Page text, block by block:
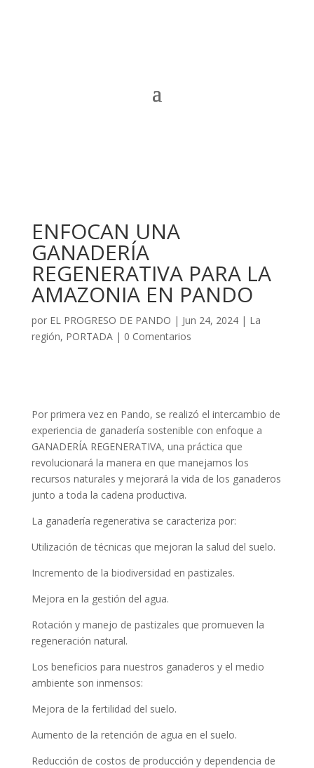
ENFOCAN UNA
GANADERÍA
REGENERATIVA PARA LA
AMAZONIA EN PANDO
por EL PROGRESO DE PANDO | Jun 24, 2024| La
región, PORTADA| 0 Comentarios
Por primera vez en Pando, se realizó el intercambio de
experiencia de ganadería sostenible con enfoque a
GANADERÍA REGENERATIVA, una práctica que
revolucionará la manera en que manejamos los
recursos naturales y mejorará la vida de los ganaderos
junto a toda la cadena productiva.
La ganadería regenerativa se caracteriza por:
Utilización de técnicas que mejoran la salud del suelo.
Incremento de la biodiversidad en pastizales.
Mejora en la gestión del agua.
Rotación y manejo de pastizales que promueven la
regeneración natural.
Los beneficios para nuestros ganaderos y el medio
ambiente son inmensos:
Mejora de la fertilidad del suelo.
Aumento de la retención de agua en el suelo.
Reducción de costos de producción y dependencia de